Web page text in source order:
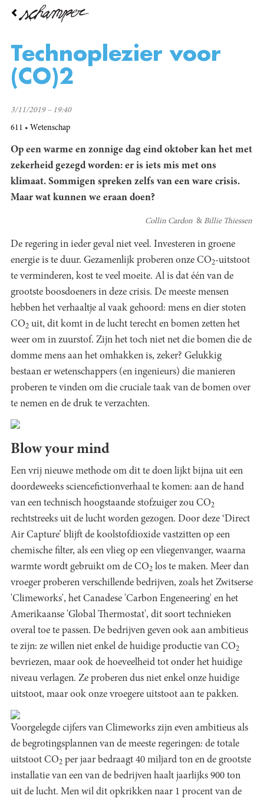
Overslaan
inhoud
gaanTechnoplezier voor
(CO)2
3/11/2019 – 19:40
611 Wetenschap
Op een warme en zonnige dag eind oktober kan het met
zekerheid gezegd worden: er is iets mis met ons
klimaat. Sommigen spreken zelfs van een ware crisis.
Maar wat kunnen we eraan doen?
Collin Cardon Billie Thiessen
De regering in ieder geval niet veel. Investeren in groene
energie is te duur. Gezamenlijk proberen onze CO2-uitstoot
te verminderen, kost te veel moeite. Al is dat één van de
grootste boosdoeners in deze crisis. De meeste mensen
hebben het verhaaltje al vaak gehoord: mens en dier stoten
CO2 uit, dit komt in de lucht terecht en bomen zetten het
weer om in zuurstof. Zijn het toch niet net die bomen die de
domme mens aan het omhakken is, zeker? Gelukkig
bestaan er wetenschappers (en ingenieurs) die manieren
proberen te vinden om die cruciale taak van de bomen over
te nemen en de druk te verzachten.
Blow your mind
Een vrij nieuwe methode om dit te doen lijkt bijna uit een
doordeweeks sciencefictionverhaal te komen: aan de hand
van een technisch hoogstaande stofzuiger zou CO2
rechtstreeks uit de lucht worden gezogen. Door deze ‘Direct
Air Capture’ blijft de koolstofdioxide vastzitten op een
chemische filter, als een vlieg op een vliegenvanger, waarna
warmte wordt gebruikt om de CO2 los te maken. Meer dan
vroeger proberen verschillende bedrijven, zoals het Zwitserse
'Climeworks', het Canadese 'Carbon Engeneering' en het
Amerikaanse 'Global Thermostat', dit soort technieken
overal toe te passen. De bedrijven geven ook aan ambitieus
te zijn: ze willen niet enkel de huidige productie van CO2
bevriezen, maar ook de hoeveelheid tot onder het huidige
niveau verlagen. Ze proberen dus niet enkel onze huidige
uitstoot, maar ook onze vroegere uitstoot aan te pakken.
Voorgelegde cijfers van Climeworks zijn even ambitieus als
de begrotingsplannen van de meeste regeringen: de totale
uitstoot CO2 per jaar bedraagt 40 miljard ton en de grootste
installatie van een van de bedrijven haalt jaarlijks 900 ton
uit de lucht. Men wil dit opkrikken naar 1 procent van de